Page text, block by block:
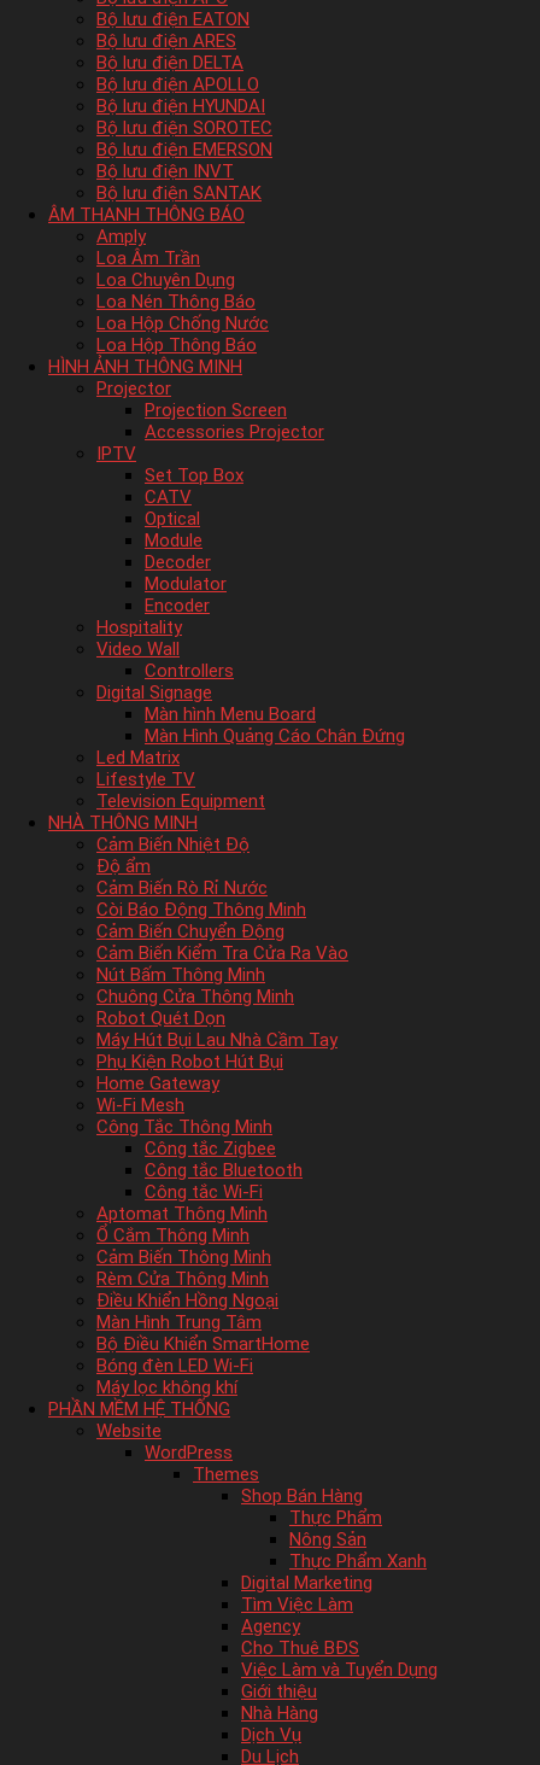
Bộ lưu điện EATON
Bộ lưu điện ARES
Bộ lưu điện DELTA
Bộ lưu điện APOLLO
Bộ lưu điện HYUNDAI
Bộ lưu điện SOROTEC
Bộ lưu điện EMERSON
Bộ lưu điện INVT
Bộ lưu điện SANTAK
ÂM THANH THÔNG BÁO
Amply
Loa Âm Trần
Loa Chuyên Dụng
Loa Nén Thông Báo
Loa Hộp Chống Nước
Loa Hộp Thông Báo
HÌNH ẢNH THÔNG MINH
Projector
Projection Screen
Accessories Projector
IPTV
Set Top Box
CATV
Optical
Module
Decoder
Modulator
Encoder
Hospitality
Video Wall
Controllers
Digital Signage
Màn hình Menu Board
Màn Hình Quảng Cáo Chân Đứng
Led Matrix
Lifestyle TV
Television Equipment
NHÀ THÔNG MINH
Cảm Biến Nhiệt Độ
Độ ẩm
Cảm Biến Rò Rỉ Nước
Còi Báo Động Thông Minh
Cảm Biến Chuyển Động
Cảm Biến Kiểm Tra Cửa Ra Vào
Nút Bấm Thông Minh
Chuông Cửa Thông Minh
Robot Quét Dọn
Máy Hút Bụi Lau Nhà Cầm Tay
Phụ Kiện Robot Hút Bụi
Home Gateway
Wi-Fi Mesh
Công Tắc Thông Minh
Công tắc Zigbee
Công tắc Bluetooth
Công tắc Wi-Fi
Aptomat Thông Minh
Ổ Cắm Thông Minh
Cảm Biến Thông Minh
Rèm Cửa Thông Minh
Điều Khiển Hồng Ngoại
Màn Hình Trung Tâm
Bộ Điều Khiển SmartHome
Bóng đèn LED Wi-Fi
Máy lọc không khí
PHẦN MỀM HỆ THỐNG
Website
WordPress
Themes
Shop Bán Hàng
Thực Phẩm
Nông Sản
Thực Phẩm Xanh
Digital Marketing
Tìm Việc Làm
Agency
Cho Thuê BĐS
Việc Làm và Tuyển Dụng
Giới thiệu
Nhà Hàng
Dịch Vụ
Du Lịch